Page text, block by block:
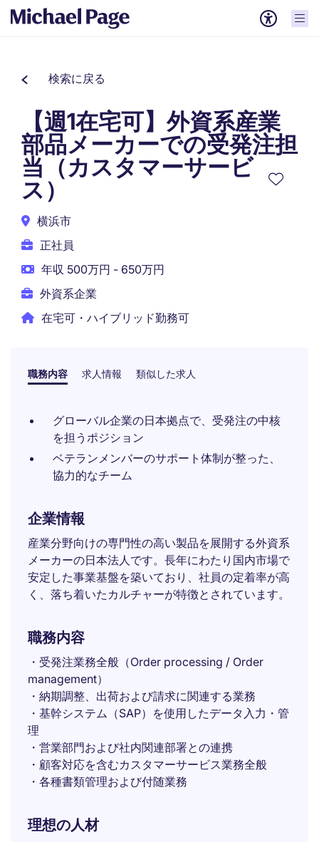
検索に戻る
【週1在宅可】外資系産業
部品メーカーでの受発注担
当（カスタマーサービ
ス）
横浜市
正社員
年収 500万円 - 650万円
外資系企業
在宅可・ハイブリッド勤務可
職務内容 求人情報 類似した求人
グローバル企業の日本拠点で、受発注の中核
を担うポジション
ベテランメンバーのサポート体制が整った、
協力的なチーム
企業情報
産業分野向けの専門性の高い製品を展開する外資系
メーカーの日本法人です。長年にわたり国内市場で
安定した事業基盤を築いており、社員の定着率が高
く、落ち着いたカルチャーが特徴とされています。
職務内容
・受発注業務全般（Order processing / Order
management）
・納期調整、出荷および請求に関連する業務
・基幹システム（SAP）を使用したデータ入力・管
理
・営業部門および社内関連部署との連携
・顧客対応を含むカスタマーサービス業務全般
・各種書類管理および付随業務
理想の人材